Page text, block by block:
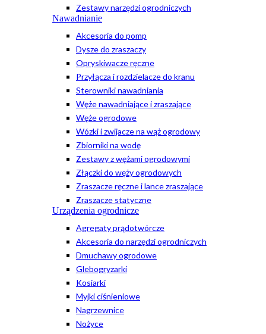
Zestawy narzędzi ogrodniczych
Nawadnianie
Akcesoria do pomp
Dysze do zraszaczy
Opryskiwacze ręczne
Przyłącza i rozdzielacze do kranu
Sterowniki nawadniania
Węże nawadniające i zraszające
Węże ogrodowe
Wózki i zwijacze na wąż ogrodowy
Zbiorniki na wodę
Zestawy z wężami ogrodowymi
Złączki do węży ogrodowych
Zraszacze ręczne i lance zraszające
Zraszacze statyczne
Urządzenia ogrodnicze
Agregaty prądotwórcze
Akcesoria do narzędzi ogrodniczych
Dmuchawy ogrodowe
Glebogryzarki
Kosiarki
Myjki ciśnieniowe
Nagrzewnice
Nożyce